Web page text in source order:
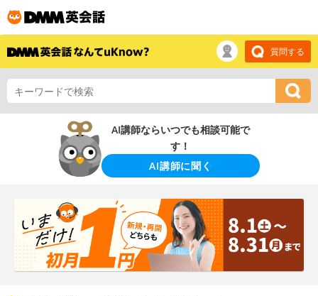
質問する
AI講師ならいつでも相談可能で
す！
AI講師に聞く